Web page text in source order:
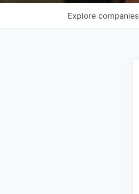
Explore companies